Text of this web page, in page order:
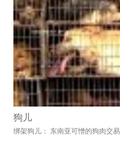
狗儿
绑架狗儿： 东南亚可憎的狗肉交易